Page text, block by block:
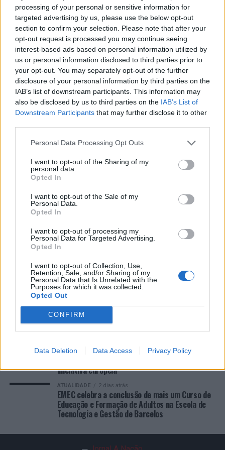
processing of your personal or sensitive information for
targeted advertising by us, please use the below opt-out
section to confirm your selection. Please note that after your
opt-out request is processed you may continue seeing
interest-based ads based on personal information utilized by
us or personal information disclosed to third parties prior to
your opt-out. You may separately opt-out of the further
disclosure of your personal information by third parties on the
IAB’s list of downstream participants. This information may
also be disclosed by us to third parties on the IAB’s List of
Downstream Participants that may further disclose it to other
Personal Data Processing Opt Outs
I want to opt-out of the Sharing of my
personal data.
Opted In
I want to opt-out of the Sale of my
Personal Data.
Opted In
I want to opt-out of processing my
Personal Data for Targeted Advertising.
Opted In
I want to opt-out of Collection, Use,
Retention, Sale, and/or Sharing of my
Personal Data that Is Unrelated with the
Purposes for which it was collected.
Opted Out
CONFIRM
Data Deletion Data Access Privacy Policy
turismo entre Anadia e Maysan (Iraque) na forja
ARTIGOS RECENTES
Esposende acolhe festival de kitesurf
Cinco projetos de Cascais finalistas em iniciativa europeia
Educação e Formação de Adultos na Escola de Tecnologia
e Gestão de Barcelos
Atelier Nuno Valentim vence concurso público de ideias
para reabilitar o bairro mais antigo do Porto
Ponta Delgada: José Andrade apresenta livro sobre as
comunidades açorianas da América do Norte
COMENTÁRIOS RECENTES
ÚLTIMAS DESTAQUE VIDEOS
ATUALIDADE 1 dia atrás
iniciativa europeia
ATUALIDADE 2 dias atrás
EMEC celebra a conclusão de mais um Curso de
Educação e Formação de Adultos na Escola de
Tecnologia e Gestão de Barcelos